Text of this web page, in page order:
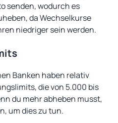
senden, wodurch es
da Wechselkurse
niedriger sein werden.
Banken haben relativ
die von 5.000 bis
du mehr abheben musst,
um dies zu tun.